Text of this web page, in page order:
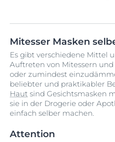
Mitesser Masken
Es gibt verschiedene Mittel
Auftreten von Mitessern
oder zumindest
beliebter und praktikabler
Haut sind Gesichtsmasken
sie in der Drogerie oder
einfach selber machen.
Attention